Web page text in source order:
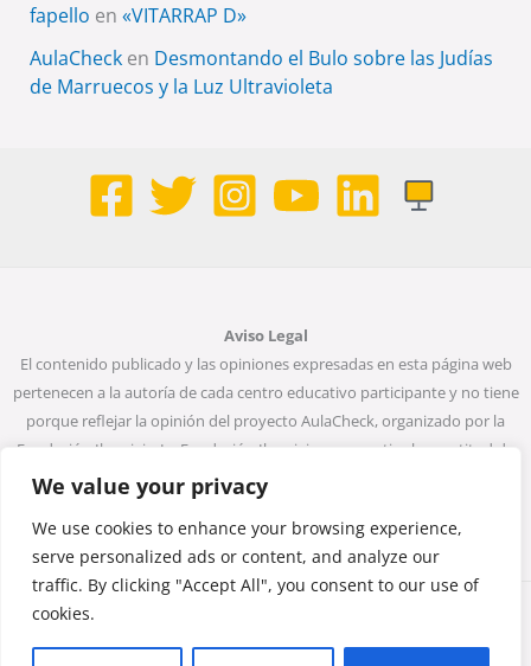
We value your privacy
We use cookies to enhance your browsing experience,
serve personalized ads or content, and analyze our
traffic. By clicking "Accept All", you consent to our use of
cookies.
fapello en «VITARRAP D»
AulaChecken Desmontando el Bulo sobre las Judías
de Marruecos y la Luz Ultravioleta
Aviso Legal
El contenido publicado y las opiniones expresadas en esta página web
pertenecen a la autoría de cada centro educativo participante y no tiene
porque reflejar la opinión del proyecto AulaCheck, organizado por la
Fundación Ibercivis. La Fundación Ibercivis no garantiza la exactitud de
todos los datos incluidos en las entradas de la web. Ni la Fundación
Ibercivis ni ninguna persona que actúe en su nombre será considerada
responsable del uso que pueda darse a la información que contiene.
Copyright © 2026 Monta una noticia, desmonta un bulo